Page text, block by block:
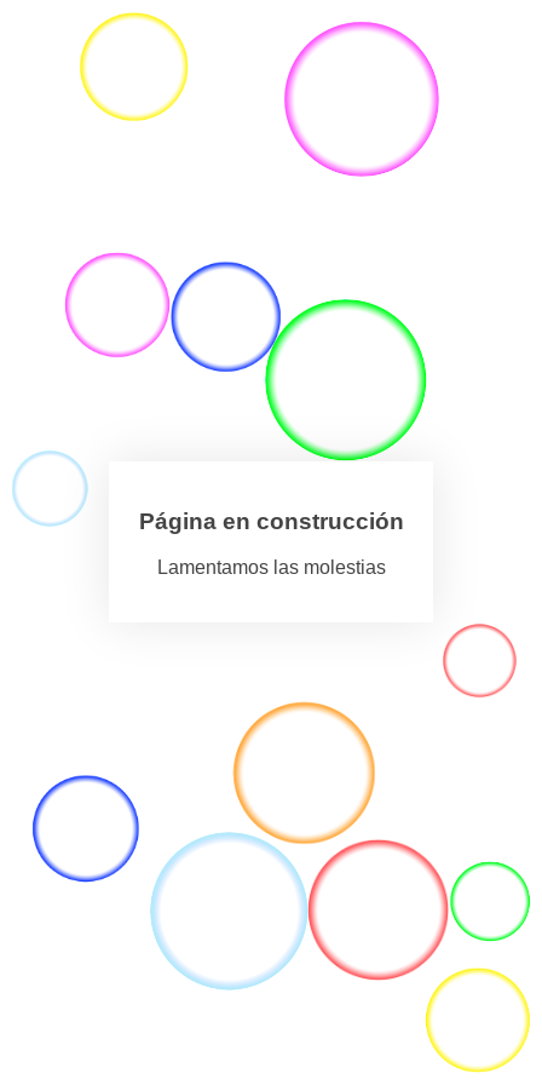
Página en construcción
Lamentamos las molestias